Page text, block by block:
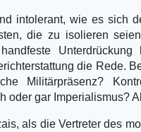
intolerant, wie es sich
die zu isolieren
die Rede.
Militärpräsenz?
oder gar Imperialismus?
als die Vertreter des